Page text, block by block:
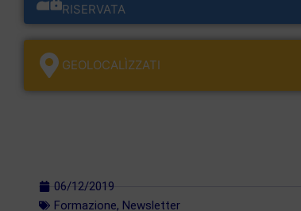
RISERVATA
GEOLOCALÌZZATI
06/12/2019
Formazione, Newsletter